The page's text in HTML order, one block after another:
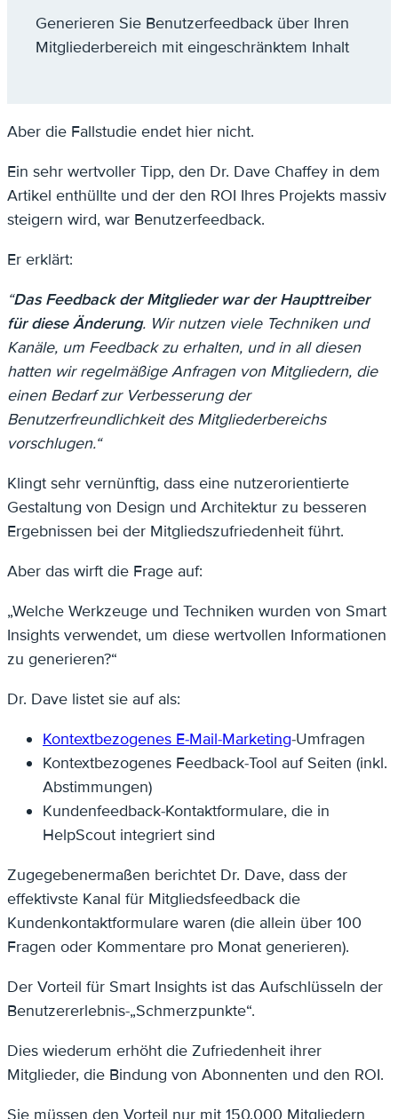
Generieren Sie Benutzerfeedback über Ihren
Mitgliederbereich mit eingeschränktem Inhalt
Aber die Fallstudie endet hier nicht.
Ein sehr wertvoller Tipp, den Dr. Dave Chaffey in dem
Artikel enthüllte und der den ROI Ihres Projekts massiv
steigern wird, war Benutzerfeedback.
Er erklärt:
“Das Feedback der Mitglieder war der Haupttreiber
für diese Änderung. Wir nutzen viele Techniken und
Kanäle, um Feedback zu erhalten, und in all diesen
hatten wir regelmäßige Anfragen von Mitgliedern, die
einen Bedarf zur Verbesserung der
Benutzerfreundlichkeit des Mitgliederbereichs
vorschlugen.“
Klingt sehr vernünftig, dass eine nutzerorientierte
Gestaltung von Design und Architektur zu besseren
Ergebnissen bei der Mitgliedszufriedenheit führt.
Aber das wirft die Frage auf:
„Welche Werkzeuge und Techniken wurden von Smart
Insights verwendet, um diese wertvollen Informationen
zu generieren?“
Dr. Dave listet sie auf als:
Kontextbezogenes E-Mail-Marketing-Umfragen
Kontextbezogenes Feedback-Tool auf Seiten (inkl.
Abstimmungen)
Kundenfeedback-Kontaktformulare, die in
HelpScout integriert sind
Zugegebenermaßen berichtet Dr. Dave, dass der
effektivste Kanal für Mitgliedsfeedback die
Kundenkontaktformulare waren (die allein über 100
Fragen oder Kommentare pro Monat generieren).
Der Vorteil für Smart Insights ist das Aufschlüsseln der
Benutzererlebnis-„Schmerzpunkte“.
Dies wiederum erhöht die Zufriedenheit ihrer
Mitglieder, die Bindung von Abonnenten und den ROI.
Sie müssen den Vorteil nur mit 150.000 Mitgliedern